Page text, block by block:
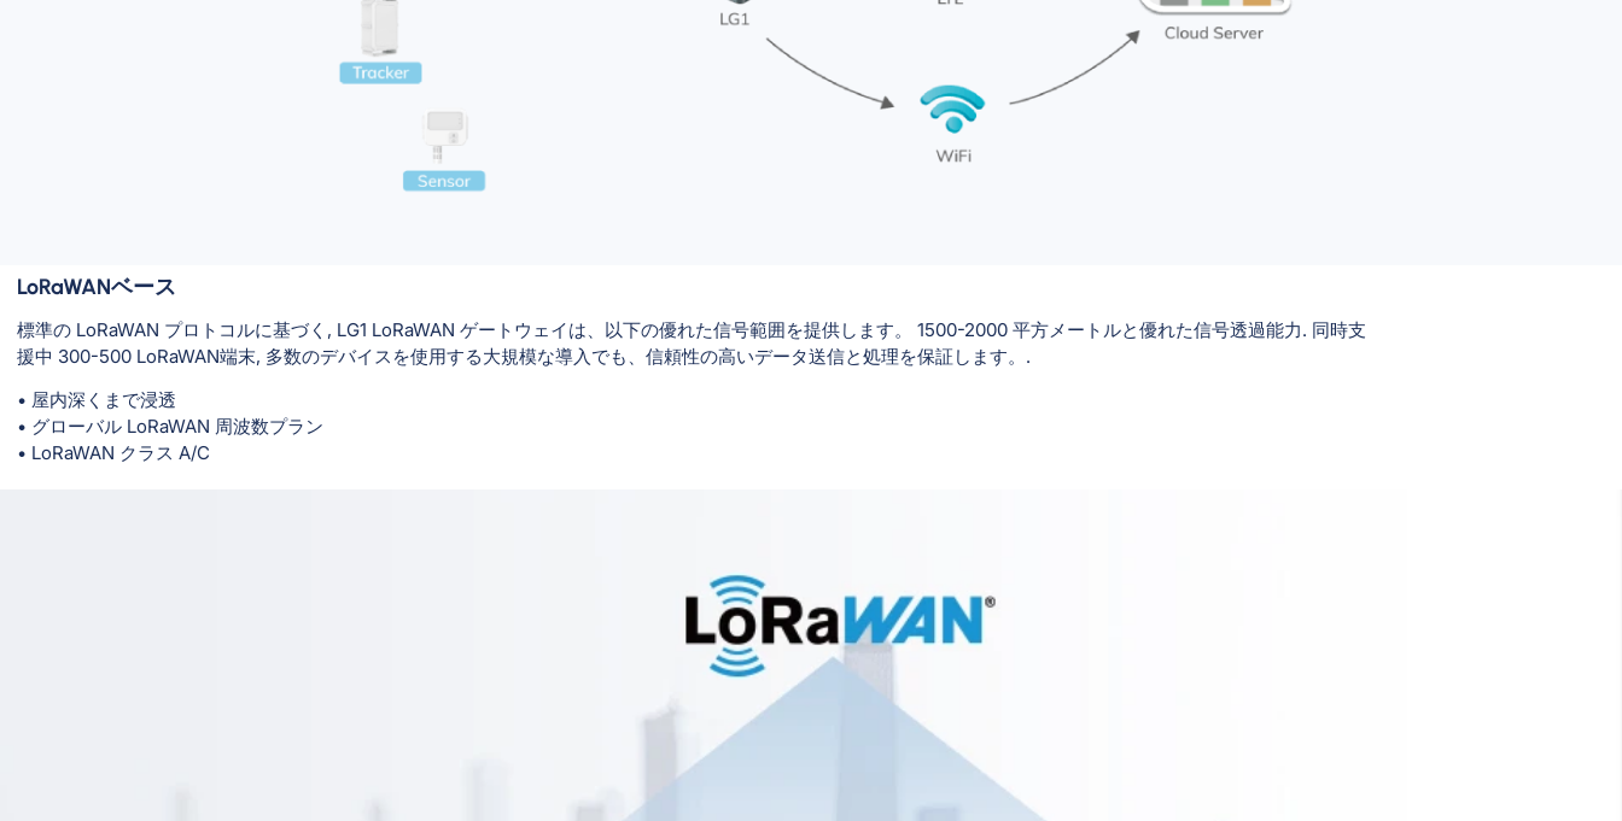
LoRaWANベース
標準の LoRaWAN プロトコルに基づく, LG1 LoRaWAN ゲートウェイは、以下の優れた信号範囲を提供します。 1500-2000 平方メートルと優れた信号透過能力. 同時支
援中 300-500 LoRaWAN端末, 多数のデバイスを使用する大規模な導入でも、信頼性の高いデータ送信と処理を保証します。.
• 屋内深くまで浸透
• グローバル LoRaWAN 周波数プラン
• LoRaWAN クラス A/C